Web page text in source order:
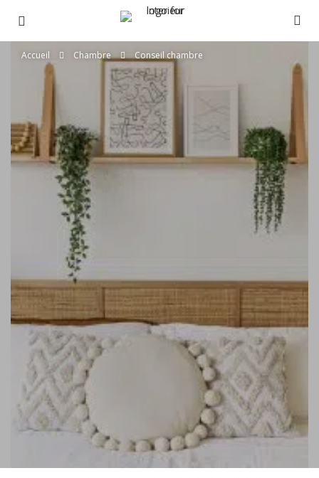
Accueil Chambre Conseil chambre